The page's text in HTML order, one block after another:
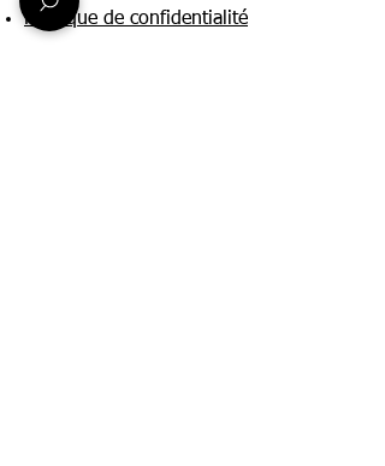
Politique de confidentialité